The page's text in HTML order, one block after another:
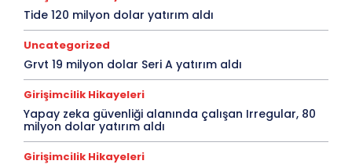
Tide 120 milyon dolar yatırım aldı
Uncategorized
Grvt 19 milyon dolar Seri A yatırım aldı
Girişimcilik Hikayeleri
Yapay zeka güvenliği alanında çalışan Irregular, 80
milyon dolar yatırım aldı
Girişimcilik Hikayeleri